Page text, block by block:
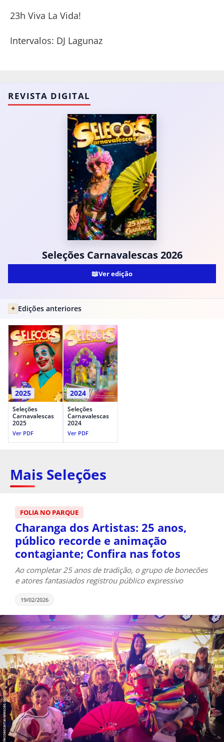
23h Viva La Vida!
Intervalos: DJ Lagunaz
REVISTA DIGITAL
Seleções Carnavalescas 2026
📖Ver edição
✦ Edições anteriores
2025
Seleções
Carnavalescas
2025
Ver PDF
2024
Seleções
Carnavalescas
2024
Ver PDF
Mais Seleções
FOLIA NO PARQUE
Charanga dos Artistas: 25 anos,
público recorde e animação
contagiante; Confira nas fotos
Ao completar 25 anos de tradição, o grupo de bonecões
e atores fantasiados registrou público expressivo
19/02/2026